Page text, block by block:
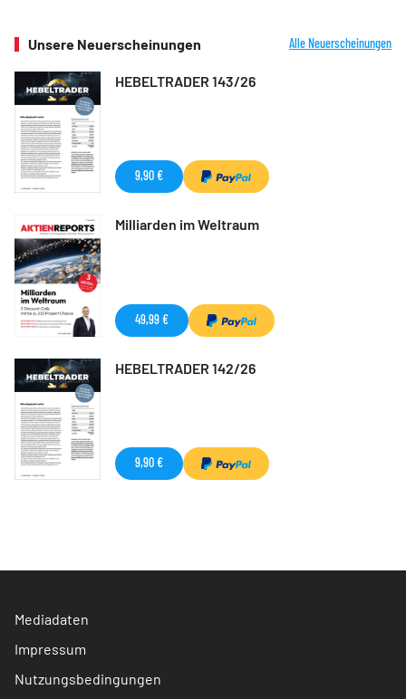
Unsere Neuerscheinungen Alle Neuerscheinungen
HEBELTRADER 143/26
9,90 €
Milliarden im Weltraum
49,99 €
HEBELTRADER 142/26
9,90 €
Mediadaten
Impressum
Nutzungsbedingungen